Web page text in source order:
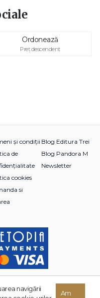
Ordonează
Preț descendent
și condiții
de
cookies
si
Blog Editura Trei
Blog Pandora M
Newsletter
drepturile rezervate.
navigării
Am